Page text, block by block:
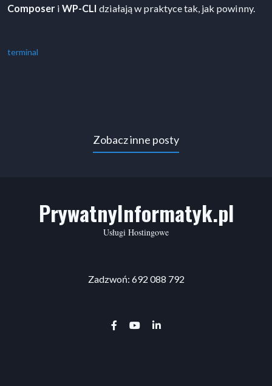
Composer i WP-CLI działają w praktyce tak, jak powinny.
terminal
Zobacz inne posty
PrywatnyInformatyk.pl
Usługi Hostingowe
Zadzwoń: 692 088 792
facebook-f
youtube
linkedin-in